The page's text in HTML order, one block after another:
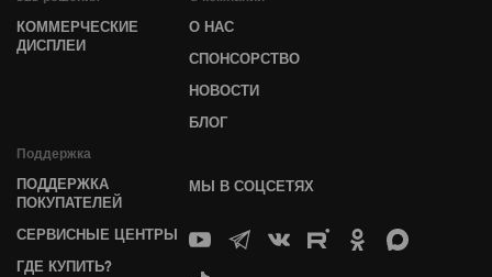
КОММЕРЧЕСКИЕ
ДИСПЛЕИ
О НАС
СПОНСОРСТВО
НОВОСТИ
БЛОГ
Поддержка
ПОДДЕРЖКА
ПОКУПАТЕЛЕЙ
СЕРВИСНЫЕ ЦЕНТРЫ
ГДЕ КУПИТЬ?
МЫ В СОЦСЕТЯХ